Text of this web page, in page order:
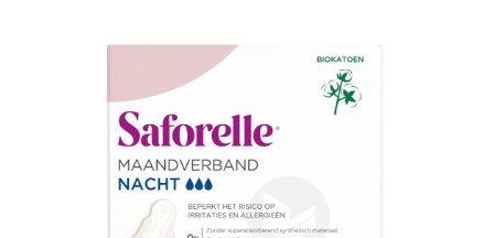
Solaire
Visage
DE SANTÉ